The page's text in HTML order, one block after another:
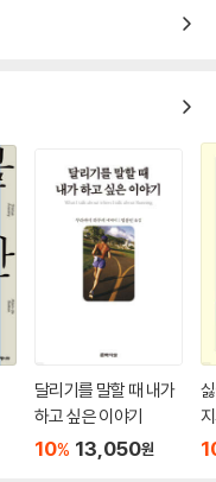
가 오른 계단의 그 어떤 한
프카 문학의 특징을 그대
허구 중간 어딘가를, 증오와
품세계는 좀 더 명징하게
하려는 자신에 대해 “그 도
간 몸뚱이를 옆으로 질질
작 《변신》을 쉬이 떠올
쉬운 형태로 만나는 즐거
까 전전긍긍하느라 학교생
원에 빗대고, 아버지로부터
싶은 마음을 탈옥과 감옥의
달리기를 말할 때 내가
하고 싶은 이야기
10% 13,050원